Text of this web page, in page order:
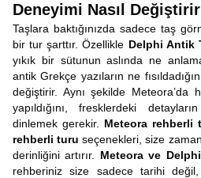
Deneyimi Nasıl
Taşlara baktığınızda sadece taş
bir tur şarttır. Özellikle Delphi Antik
yıkık bir sütunun aslında ne
antik Grekçe yazıların ne
değiştirir. Aynı şekilde Meteora’da
yapıldığını, fresklerdeki
dinlemek gerekir. Meteora rehberli
rehberli turu seçenekleri, size
derinliğini artırır. Meteora ve
rehberiniz size sadece tarihi